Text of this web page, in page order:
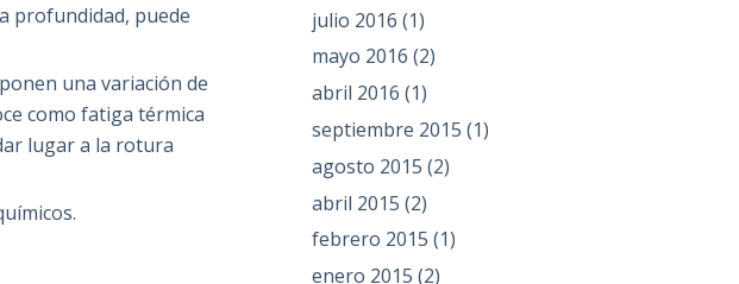
profundidad, puede
una variación de
como fatiga térmica
lugar a la rotura
julio 2016 (1)
mayo 2016 (2)
abril 2016 (1)
septiembre 2015 (1)
agosto 2015 (2)
abril 2015 (2)
febrero 2015 (1)
enero 2015 (2)